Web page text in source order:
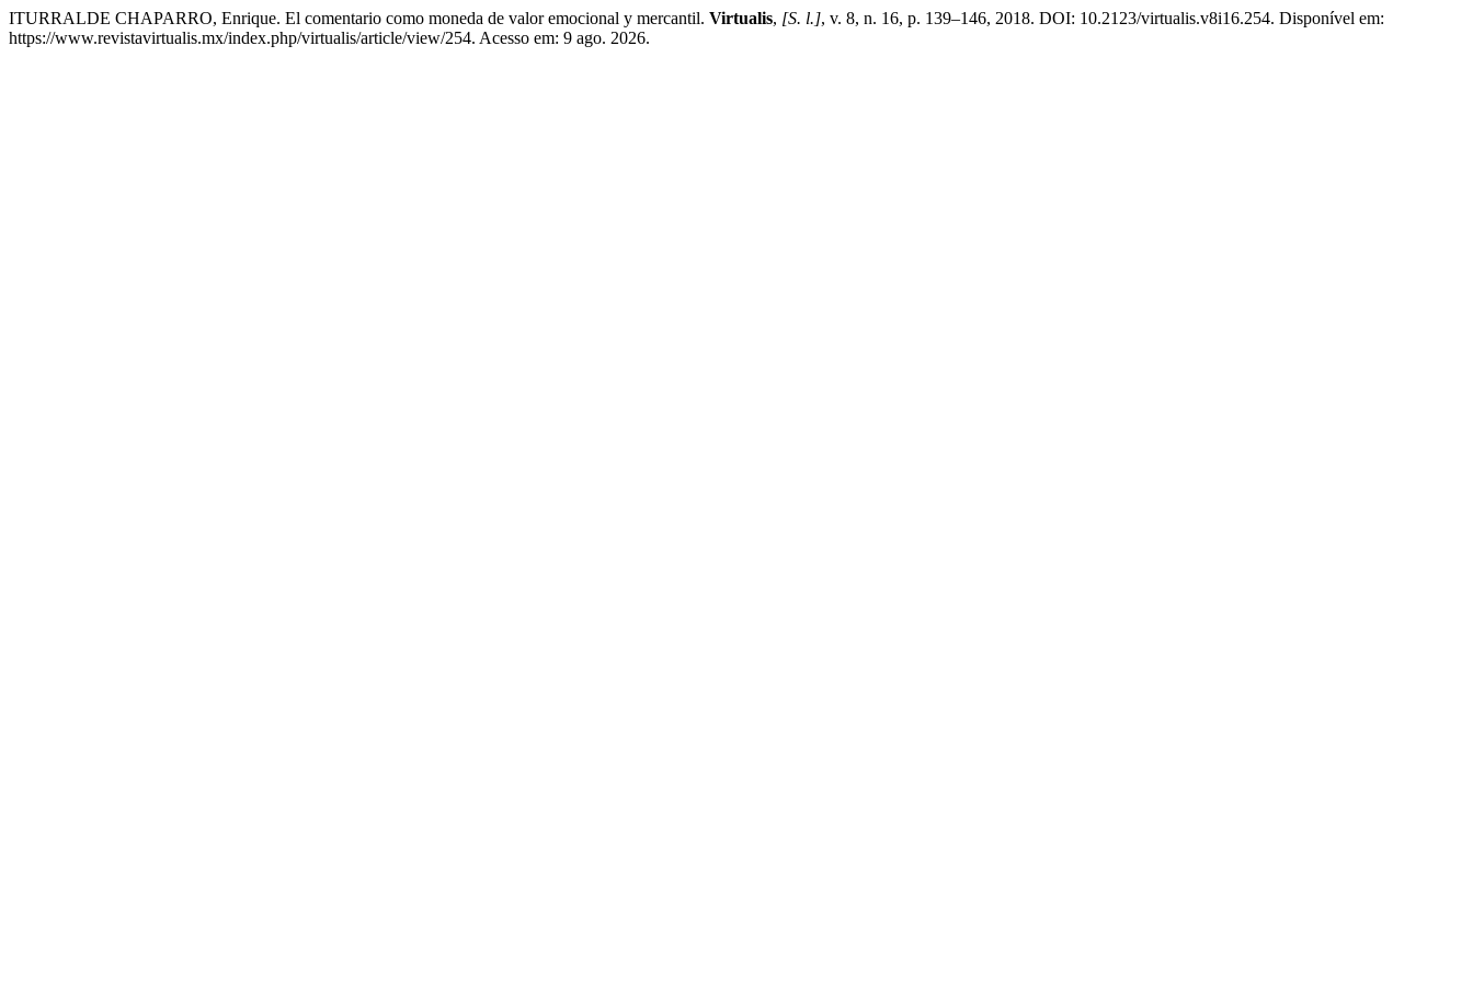
ITURRALDE CHAPARRO, Enrique. El comentario como moneda de valor emocional y mercantil. Virtualis, [S. l.], v. 8, n. 16, p. 139–146, 2018. DOI: 10.2123/virtualis.v8i16.254. Disponível em:
https://www.revistavirtualis.mx/index.php/virtualis/article/view/254. Acesso em: 9 ago. 2026.